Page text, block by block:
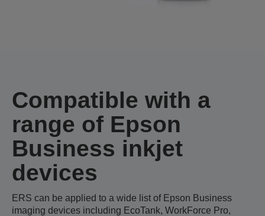
Compatible with a
range of Epson
Business inkjet
devices
ERS can be applied to a wide list of Epson Business
imaging devices including EcoTank, WorkForce Pro,